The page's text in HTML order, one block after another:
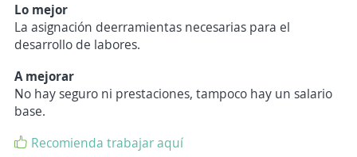
Lo mejor
La asignación deerramientas necesarias para el
desarrollo de labores.
A mejorar
No hay seguro ni prestaciones, tampoco hay un salario
base.
Recomienda trabajar aquí